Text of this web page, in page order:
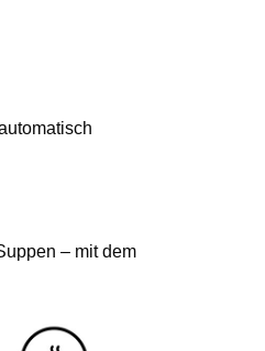
– mit dem